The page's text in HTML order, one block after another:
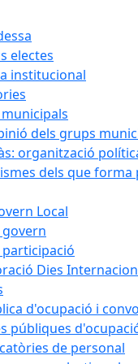
electes
institucional
dels grups
organització
dels que forma
Local
Dies
d'ocupació i
públiques
de personal